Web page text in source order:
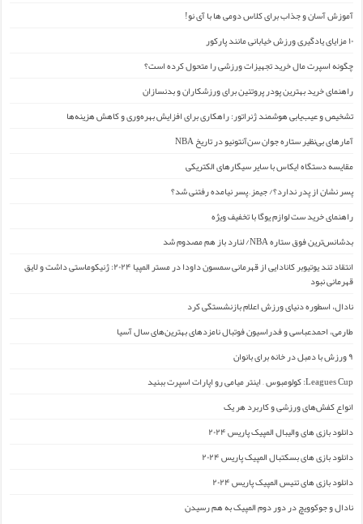
آموزش آسان و جذاب برای کلاس دومی ها با آی نو!
۱۰ مزایای یادگیری ورزش خیابانی مانند پارکور
چگونه اسپرت مال خرید تجهیزات ورزشی را متحول کرده است؟
راهنمای خرید بهترین پودر پروتئین برای ورزشکاران و بدنسازان
تشخیص و عیب‌یابی هوشمند ژنراتور: راهکاری برای افزایش بهره‌وری و کاهش هزینه‌ها
آمارهای بی‌نظیر ستاره جوان سن‌آنتونیو در تاریخ NBA
مقایسه دستگاه ایکاس با سایر سیگارهای الکتریکی
پسر نشان از پدر ندارد؟/ جیمز ِ پسر نیامده رفتنی شد؟
راهنمای خرید ست لوازم یوگا با تخفیف ویژه
بدشانس‌ترین فوق ستاره NBA/ لنارد باز هم مصدوم شد
انتقاد تند یوتیوبر کانادایی از قهرمانی سمسون داودا در مستر المپیا ۲۰۲۴: ژنیکوماستی داشت و لایق
قهرمانی نبود
نادال، اسطوره دنیای ورزش اعلام بازنشستگی کرد
طارمی، احمدعباسی و فدراسیون فوتبال نامزدهای بهترین‌های سال آسیا
۹ ورزش با دمبل در خانه برای بانوان
Leagues Cup: کولومبوس – اینتر میامی رو اپارات اسپرت ببنید
انواع کفش‌های ورزشی و کاربرد هر یک
دانلود بازی های والیبال المپیک پاریس ۲۰۲۴
دانلود بازی های بسکتبال المپیک پاریس ۲۰۲۴
دانلود بازی های تنیس المپیک پاریس ۲۰۲۴
نادال و جوکوویچ در دور دوم المپیک به هم رسیدن